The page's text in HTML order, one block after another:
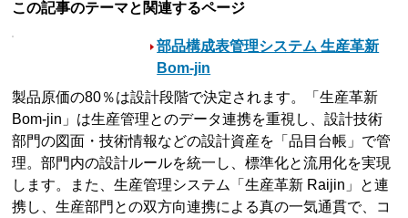
この記事のテーマと関連するページ
部品構成表管理システム 生産革新
Bom-jin
製品原価の80％は設計段階で決定されます。「生産革新
Bom-jin」は生産管理とのデータ連携を重視し、設計技術
部門の図面・技術情報などの設計資産を「品目台帳」で管
理。部門内の設計ルールを統一し、標準化と流用化を実現
します。また、生産管理システム「生産革新 Raijin」と連
携し、生産部門との双方向連携による真の一気通貫で、コ